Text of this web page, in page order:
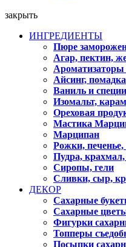
закрыть
ИНГРЕДИЕНТЫ
Пюре
Агар, пектин,
Айсинг, помадка
Ваниль и специи
Изомальт,
Ореховая
Мастика
Марципан
Рожки,
Пудра, крахмал,
Сиропы, гели
Сливки, сыр,
ДЕКОР
Сахарные
Сахарные
Фигурки
Топперы
Посыпки